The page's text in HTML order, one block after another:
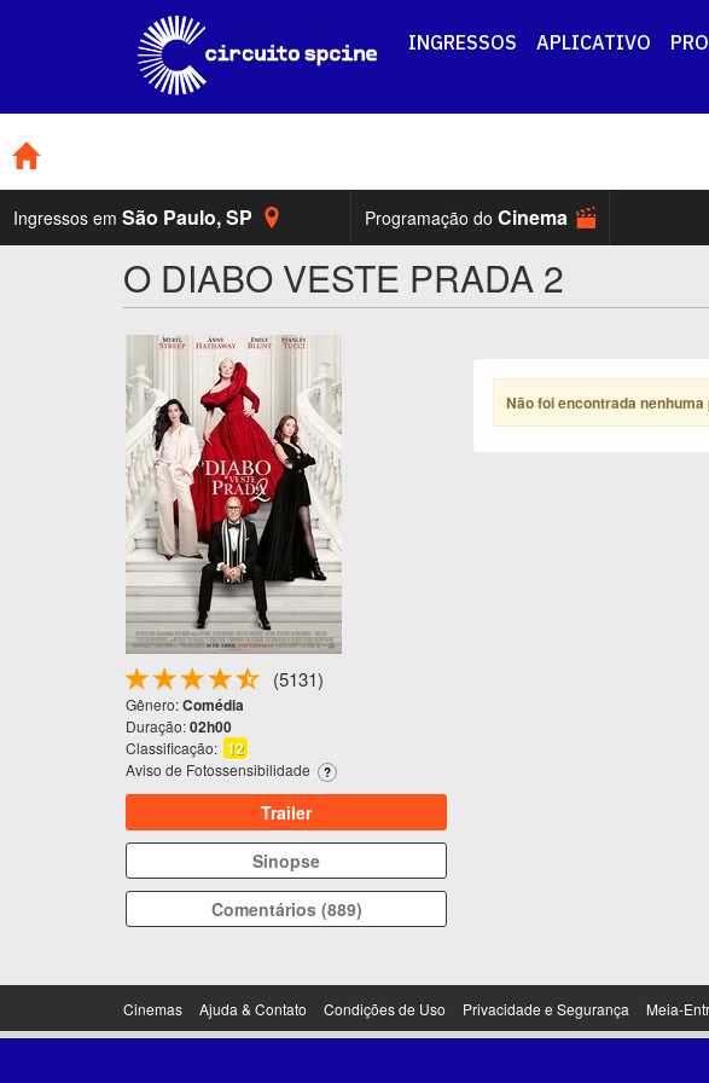
INGRESSOS APLICATIVO